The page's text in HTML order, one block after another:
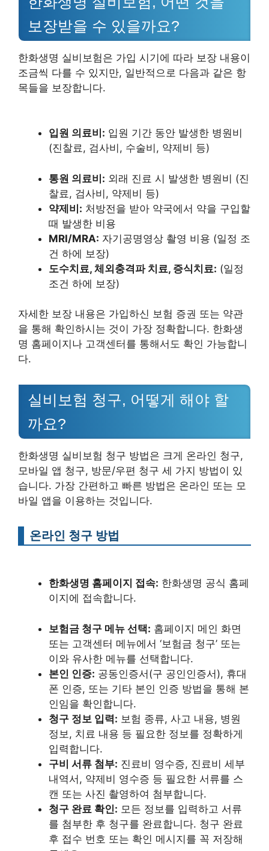
보장받을 수 있을까요?
한화생명 실비보험은 가입 시기에 따라 보장 내용이
조금씩 다를 수 있지만, 일반적으로 다음과 같은 항
목들을 보장합니다.
입원 의료비: 입원 기간 동안 발생한 병원비
(진찰료, 검사비, 수술비, 약제비 등)
통원 의료비: 외래 진료 시 발생한 병원비 (진
찰료, 검사비, 약제비 등)
약제비: 처방전을 받아 약국에서 약을 구입할
때 발생한 비용
MRI/MRA: 자기공명영상 촬영 비용 (일정 조
건 하에 보장)
도수치료, 체외충격파 치료, 증식치료: (일정
조건 하에 보장)
자세한 보장 내용은 가입하신 보험 증권 또는 약관
을 통해 확인하시는 것이 가장 정확합니다. 한화생
명 홈페이지나 고객센터를 통해서도 확인 가능합니
다.
실비보험 청구, 어떻게 해야 할
까요?
한화생명 실비보험 청구 방법은 크게 온라인 청구,
모바일 앱 청구, 방문/우편 청구 세 가지 방법이 있
습니다. 가장 간편하고 빠른 방법은 온라인 또는 모
바일 앱을 이용하는 것입니다.
온라인 청구 방법
한화생명 홈페이지 접속: 한화생명 공식 홈페
이지에 접속합니다.
보험금 청구 메뉴 선택: 홈페이지 메인 화면
또는 고객센터 메뉴에서 ‘보험금 청구’ 또는
이와 유사한 메뉴를 선택합니다.
본인 인증: 공동인증서(구 공인인증서), 휴대
폰 인증, 또는 기타 본인 인증 방법을 통해 본
인임을 확인합니다.
청구 정보 입력: 보험 종류, 사고 내용, 병원
정보, 치료 내용 등 필요한 정보를 정확하게
입력합니다.
구비 서류 첨부: 진료비 영수증, 진료비 세부
내역서, 약제비 영수증 등 필요한 서류를 스
캔 또는 사진 촬영하여 첨부합니다.
청구 완료 확인: 모든 정보를 입력하고 서류
를 첨부한 후 청구를 완료합니다. 청구 완료
후 접수 번호 또는 확인 메시지를 꼭 저장해